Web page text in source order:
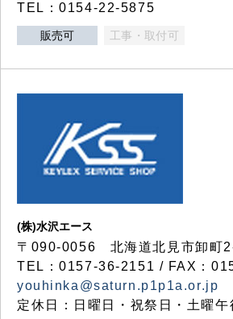
TEL：0154-22-5875
販売可 工事・取付可
(株)水沢エース
〒090-0056 北海道北見市卸町
TEL：0157-36-2151 / FAX：
youhinka@saturn.p1p1a.or.jp
定休日：日曜日・祝祭日・土曜午